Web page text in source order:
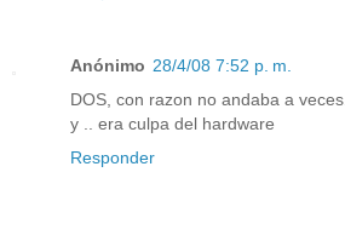
Anónimo 28/4/08 7:52 p. m.
DOS, con razon no andaba a veces.
y .. era culpa del hardware
Responder